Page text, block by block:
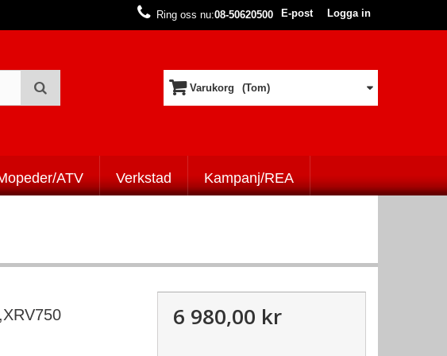
Logga in
E-post
Ring oss nu:08-50620500
Varukorg (Tom)
ATV Verkstad Kampanj/REA
6 980,00 kr